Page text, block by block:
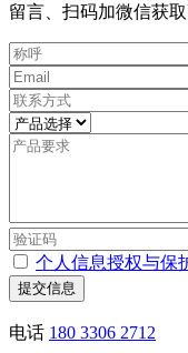
留言、扫码加微信获
个人信息授权与保
提交信息
电话 180 3306 2712